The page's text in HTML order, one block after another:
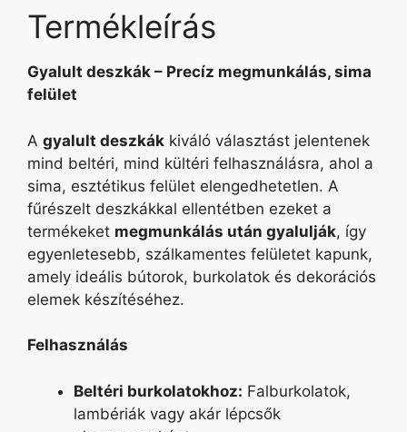
Termékleírás
Gyalult deszkák – Precíz megmunkálás, sima
felület
A gyalult deszkák kiváló választást jelentenek
mind beltéri, mind kültéri felhasználásra, ahol a
sima, esztétikus felület elengedhetetlen. A
fűrészelt deszkákkal ellentétben ezeket a
termékeket megmunkálás után gyalulják, így
egyenletesebb, szálkamentes felületet kapunk,
amely ideális bútorok, burkolatok és dekorációs
elemek készítéséhez.
Felhasználás
Beltéri burkolatokhoz: Falburkolatok,
lambériák vagy akár lépcsők